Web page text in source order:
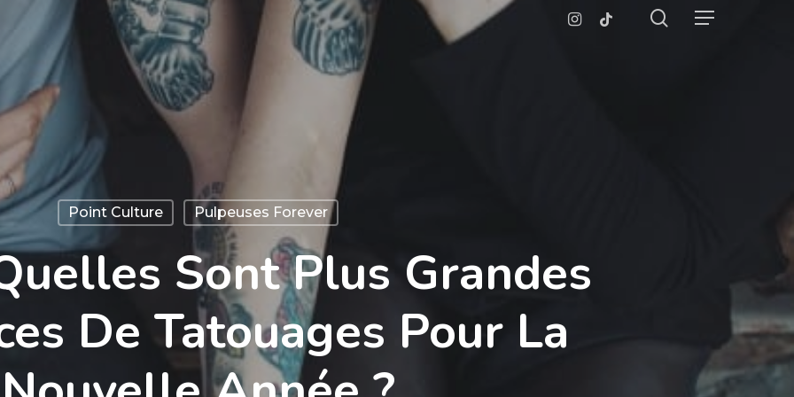
Menu
Instagram
Tiktok search
Point Culture Pulpeuses Forever
Sont Plus Grandes
De Tatouages Pour La